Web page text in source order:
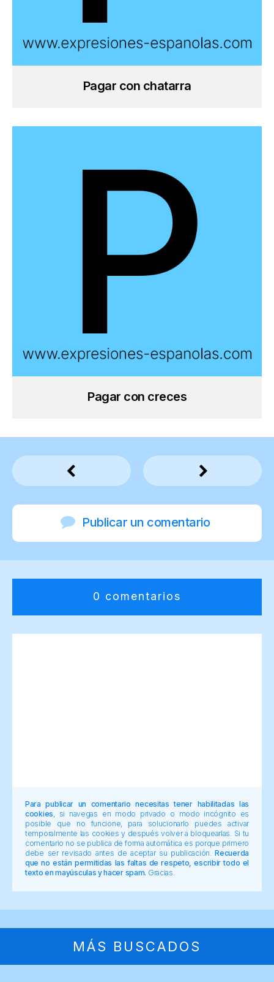
Pagar con chatarra
Pagar con creces
Publicar un comentario
0 comentarios
Para publicar un comentario necesitas tener habilitadas las
cookies , si navegas en modo privado o modo incógnito es
posible que no funcione, para solucionarlo puedes activar
temporalmente las cookies y después volver a bloquearlas. Si tu
comentario no se publica de forma automática es porque primero
debe ser revisado antes de aceptar su publicación.Recuerda
que no están permitidas las faltas de respeto, escribir todo el
texto en mayúsculas y hacer spam. Gracias.
MÁS BUSCADOS